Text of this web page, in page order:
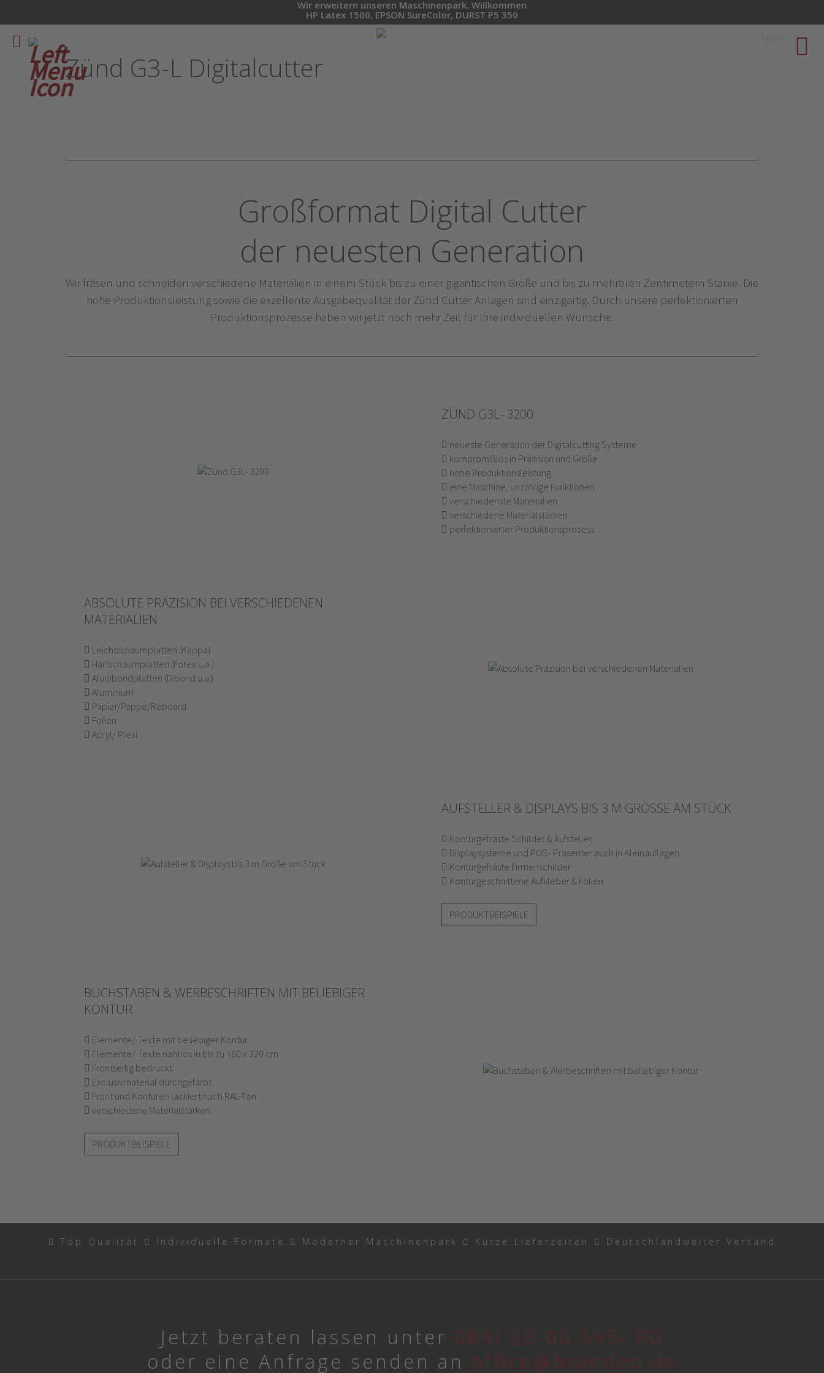
Zünd G3-L Digitalcutter
Großformat Digital Cutter
der neuesten Generation
Wir fräsen und schneiden verschiedene Materialien in einem Stück bis zu einer gigantischen Größe und bis zu mehreren Zentimetern Stärke. Die
hohe Produktionsleistung sowie die exzellente Ausgabequalität der Zünd Cutter Anlagen sind einzigartig. Durch unsere perfektionierten
Produktionsprozesse haben wir jetzt noch mehr Zeit für Ihre individuellen Wünsche.
ZÜND G3L- 3200
neueste Generation der Digitalcutting Systeme
kompromißlos in Präzision und Größe
hohe Produktionsleistung
eine Maschine, unzählige Funktionen
verschiedenste Materialien
verschiedene Materialstärken
perfektionierter Produktionsprozess
ABSOLUTE PRÄZISION BEI VERSCHIEDENEN
MATERIALIEN
Leichtschaumplatten (Kappa)
Hartschaumplatten (Forex u.a.)
Aludibondplatten (Dibond u.a.)
Aluminium
Papier/Pappe/Reboard
Folien
Acryl/ Plexi
AUFSTELLER & DISPLAYS BIS 3 M GRÖSSE AM STÜCK
Konturgefräste Schilder & Aufsteller
Displaysysteme und POS- Präsenter auch in Kleinauflagen
Konturgefräste Firmenschilder
Konturgeschnittene Aufkleber & Folien
PRODUKTBEISPIELE
BUCHSTABEN & WERBESCHRIFTEN MIT BELIEBIGER
KONTUR
Elemente/ Texte mit beliebiger Kontur
Elemente/ Texte nahtlos in bis zu 180 x 320 cm
Frontseitig bedruckt
Exclusivmaterial durchgefärbt
Front und Konturen lackiert nach RAL-Ton
verschiedene Materialstärken
PRODUKTBEISPIELE
Top Qualität Individuelle Formate Moderner Maschinenpark Kurze Lieferzeiten Deutschlandweiter Versand
Jetzt beraten lassen unter 089/ 25 00 395- 80
oder eine Anfrage senden an office@brandeo.de
Wir erweitern unseren Maschinenpark. Willkommen
HP Latex 1500, EPSON SureColor, DURST P5 350